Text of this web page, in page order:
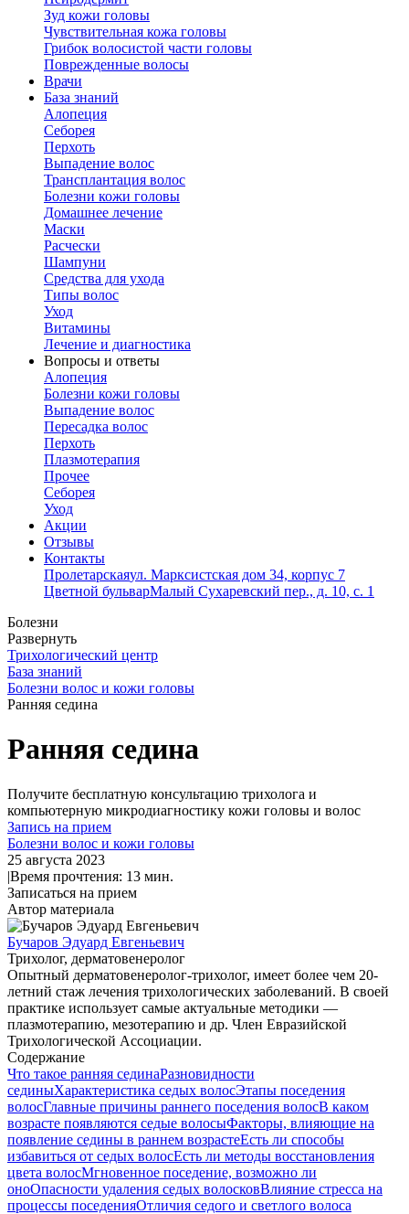
Зуд кожи головы
Чувствительная кожа головы
Грибок волосистой части головы
Поврежденные волосы
Врачи
База знаний
Алопеция
Себорея
Перхоть
Выпадение волос
Трансплантация волос
Болезни кожи головы
Домашнее лечение
Маски
Расчески
Шампуни
Средства для ухода
Типы волос
Уход
Витамины
Лечение и диагностика
Вопросы и ответы
Алопеция
Болезни кожи головы
Выпадение волос
Пересадка волос
Перхоть
Плазмотерапия
Прочее
Себорея
Уход
Акции
Отзывы
Контакты
Пролетарскаяул. Марксистская дом 34, корпус 7
Цветной бульварМалый Сухаревский пер., д. 10, с. 1
Болезни
Развернуть
Трихологический центр
База знаний
Болезни волос и кожи головы
Ранняя седина
Ранняя седина
Получите бесплатную консультацию трихолога и
компьютерную микродиагностику кожи головы и волос
Запись на прием
Болезни волос и кожи головы
25 августа 2023
|Время прочтения: 13 мин.
Записаться на прием
Автор материала
Бучаров Эдуард Евгеньевич
Трихолог, дерматовенеролог
Опытный дерматовенеролог-трихолог, имеет более чем 20-
летний стаж лечения трихологических заболеваний. В своей
практике использует самые актуальные методики —
плазмотерапию, мезотерапию и др. Член Евразийской
Трихологической Ассоциации.
Содержание
Что такое ранняя сединаРазновидности
сединыХарактеристика седых волосЭтапы поседения
волосГлавные причины раннего поседения волосВ каком
возрасте появляются седые волосыФакторы, влияющие на
появление седины в раннем возрастеЕсть ли способы
избавиться от седых волосЕсть ли методы восстановления
цвета волосМгновенное поседение, возможно ли
оноОпасности удаления седых волосковВлияние стресса на
процессы поседенияОтличия седого и светлого волоса